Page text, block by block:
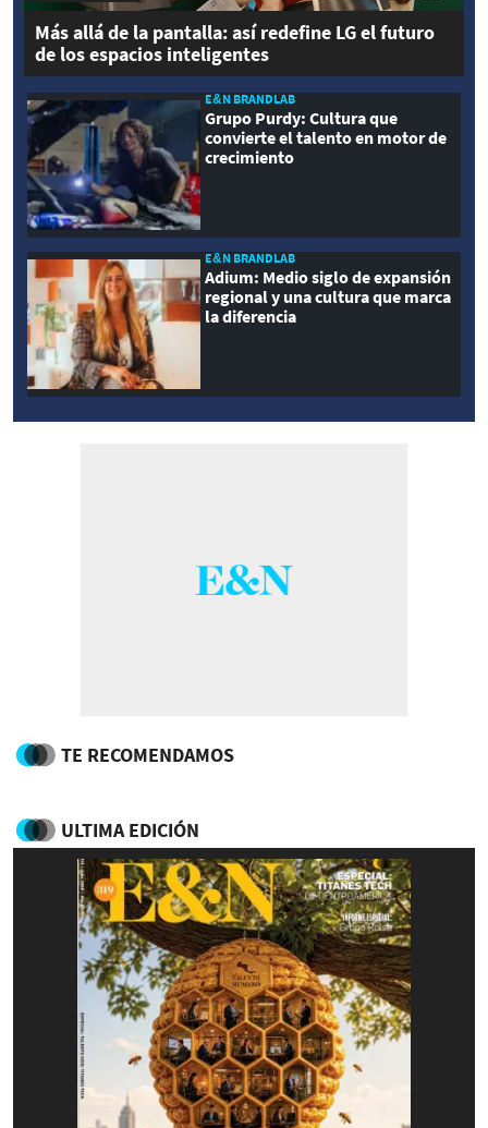
Más allá de la pantalla: así redefine LG el futuro
de los espacios inteligentes
E&N BRANDLAB
Grupo Purdy: Cultura que
convierte el talento en motor de
crecimiento
E&N BRANDLAB
Adium: Medio siglo de expansión
regional y una cultura que marca
la diferencia
TE RECOMENDAMOS
ULTIMA EDICIÓN